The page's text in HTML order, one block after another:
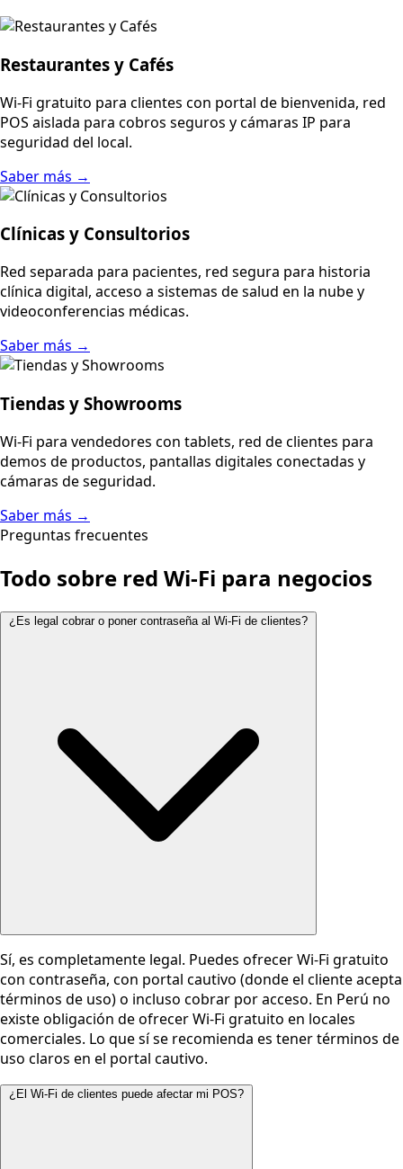
Restaurantes y Cafés
Wi-Fi gratuito para clientes con portal de bienvenida, red
POS aislada para cobros seguros y cámaras IP para
seguridad del local.
Saber más →
Clínicas y Consultorios
Red separada para pacientes, red segura para historia
clínica digital, acceso a sistemas de salud en la nube y
videoconferencias médicas.
Saber más →
Tiendas y Showrooms
Wi-Fi para vendedores con tablets, red de clientes para
demos de productos, pantallas digitales conectadas y
cámaras de seguridad.
Saber más →
Preguntas frecuentes
Todo sobre red Wi-Fi para negocios
¿Es legal cobrar o poner contraseña al Wi-Fi de clientes?
Sí, es completamente legal. Puedes ofrecer Wi-Fi gratuito
con contraseña, con portal cautivo (donde el cliente acepta
términos de uso) o incluso cobrar por acceso. En Perú no
existe obligación de ofrecer Wi-Fi gratuito en locales
comerciales. Lo que sí se recomienda es tener términos de
uso claros en el portal cautivo.
¿El Wi-Fi de clientes puede afectar mi POS?